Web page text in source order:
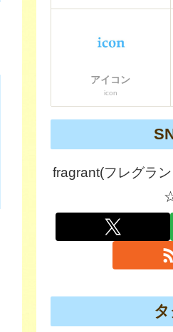
アイコン
icon
fragrant(フレグラ